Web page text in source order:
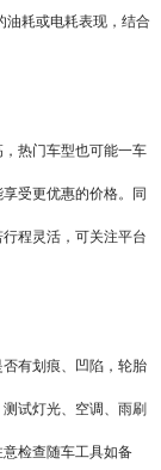
油耗或电耗表现，结合
热门车型也可能一车
受更优惠的价格。同
程灵活，可关注平台
有划痕、凹陷，轮胎
试灯光、空调、雨刷
检查随车工具如备